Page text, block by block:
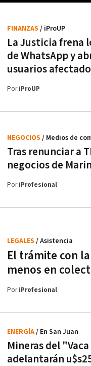
La Justicia frena
de WhatsApp y
usuarios
FINANZAS / iProUP
PoriProUP
Tras renunciar a
negocios de
NEGOCIOS / Medios de
PoriProfesional
El trámite con
menos en
LEGALES / Asistencia
PoriProfesional
Mineras del
adelantarán
ENERGÍA/ En San Juan